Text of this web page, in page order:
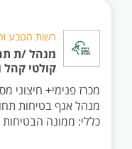
רשות הטבע
מנהל /ת
קולטי
כללי: ממונה